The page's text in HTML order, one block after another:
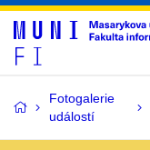
Fotogalerie
událostí